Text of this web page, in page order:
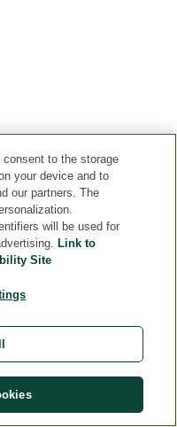
consent to the storage
your device and to
our partners. The
will be used for
Link to
Site